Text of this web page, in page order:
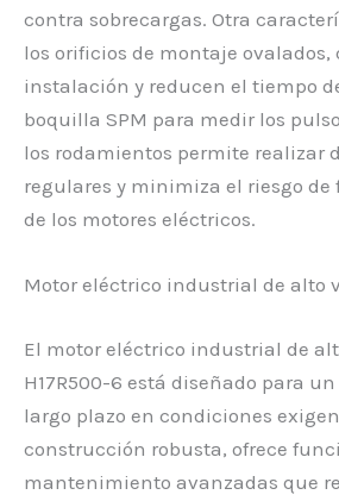
contra sobrecargas. Otra
los orificios de montaje
instalación y reducen el tiempo
boquilla SPM para medir los
los rodamientos permite realizar
regulares y minimiza el riesgo de
de los motores eléctricos.
Motor eléctrico industrial de alto
El motor eléctrico industrial de
H17R500-6 está diseñado para
largo plazo en condiciones
construcción robusta, ofrece
mantenimiento avanzadas que